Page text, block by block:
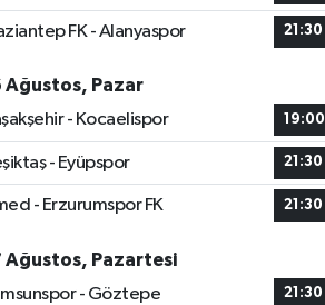
FK - Alanyaspor 21:30
Ağustos, Pazar
- Kocaelispor
19:00
- Eyüpspor 21:30
- Erzurumspor FK 21:30
Ağustos, Pazartesi
- Göztepe
21:30